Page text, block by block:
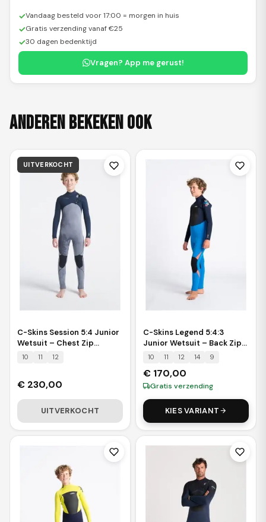
✓Vandaag besteld voor 17:00 = morgen in huis
✓Gratis verzending vanaf €25
✓30 dagen bedenktijd
Vragen? App me gerust!
Anderen bekeken ook
UITVERKOCHT
C-Skins Session 5:4 Junior
Wetsuit – Chest Zip
Steamer (GBS)
10 11 12
€ 230,00
UITVERKOCHT
C-Skins Legend 5:4:3
Junior Wetsuit – Back Zip
Steamer (GBS)
10 11 12 14 9
€ 170,00
Gratis verzending
KIES VARIANT